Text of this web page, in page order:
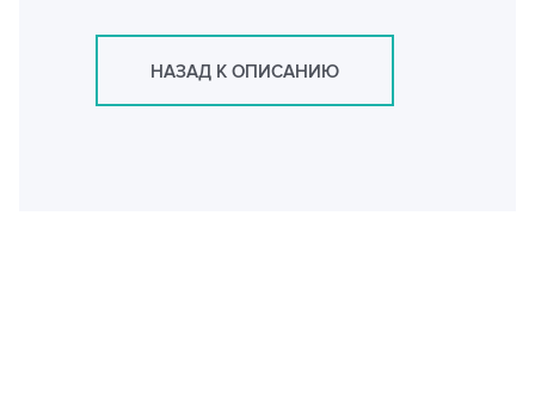
НАЗАД К ОПИСАНИЮ